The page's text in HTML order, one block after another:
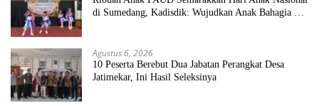
di Sumedang, Kadisdik: Wujudkan Anak Bahagia dan
Agustus 6, 2026
10 Peserta Berebut Dua Jabatan Perangkat Desa
Jatimekar, Ini Hasil Seleksinya